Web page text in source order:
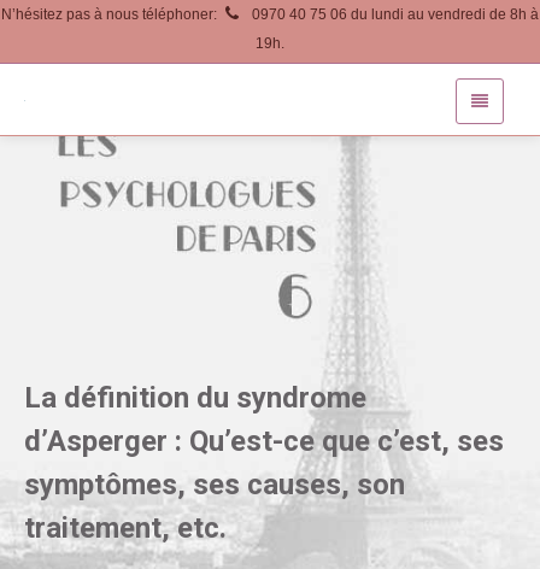
N’hésitez pas à nous téléphoner:
0970 40 75 06 du lundi au vendredi de 8h à
19h.
La définition du syndrome
d’Asperger : Qu’est-ce que c’est, ses
symptômes, ses causes, son
traitement, etc.